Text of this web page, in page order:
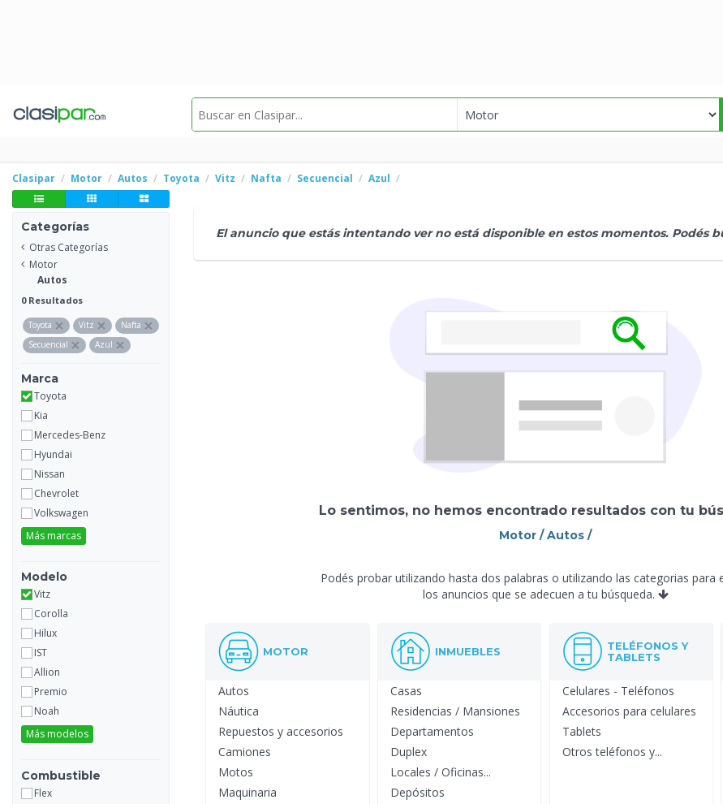
Clasipar Motor Autos Toyota Vitz Nafta Secuencial Azul
Categorías
Otras Categorías
Motor
Autos
0 Resultados
×
Toyota ×
Vitz ×
Nafta
×
Secuencial ×
Azul
Marca
Toyota
Kia
Mercedes-Benz
Hyundai
Nissan
Chevrolet
Volkswagen
Más marcas
Modelo
Vitz
Corolla
Hilux
IST
Allion
Premio
Noah
Más modelos
Combustible
Flex
El anuncio que estás intentando ver no está disponible en estos momentos. Podés
Lo sentimos, no hemos encontrado resultados con tu
Motor / Autos /
Podés probar utilizando hasta dos palabras o utilizando las categorias para
los anuncios que se adecuen a tu búsqueda.
MOTOR
Autos
Náutica
Repuestos y accesorios
Camiones
Motos
Maquinaria
INMUEBLES
Casas
Residencias / Mansiones
Departamentos
Duplex
Locales / Oficinas...
Depósitos
TELÉFONOS Y
TABLETS
Celulares - Teléfonos
Accesorios para celulares
Tablets
Otros teléfonos y...